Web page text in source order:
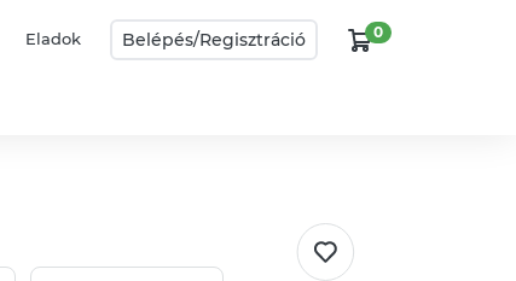
Eladok Belépés/Regisztráció 0